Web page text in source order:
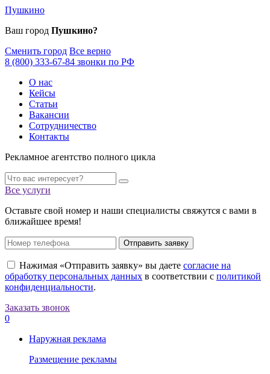
Пушкино
Ваш город Пушкино?
Сменить город Все верно
8 (800) 333-67-84 звонки по РФ
О нас
Кейсы
Статьи
Вакансии
Сотрудничество
Контакты
Рекламное агентство полного цикла
Все услуги
Оставьте свой номер и наши специалисты свяжутся с вами в
ближайшее время!
Отправить заявку
Нажимая «Отправить заявку» вы даете согласие на
обработку персональных данных в соответствии с политикой
конфиденциальности.
Заказать звонок
0
Наружная реклама
Размещение рекламы